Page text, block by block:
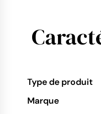
Type de produit
Marque